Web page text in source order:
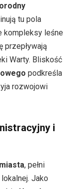
tu pola
kompleksy leśne
przepływają
Warty. Bliskość
podkreśla
rozwojowi
i
, pełni
Jako